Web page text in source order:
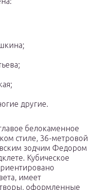
другие.
белокаменное
стиле, 36-метровой
зодчим Федором
Кубическое
имеет
оформленные